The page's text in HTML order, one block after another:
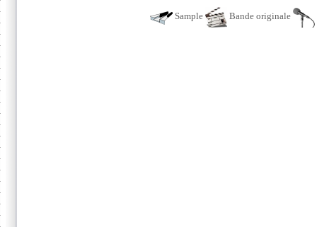
Sample Bande originale